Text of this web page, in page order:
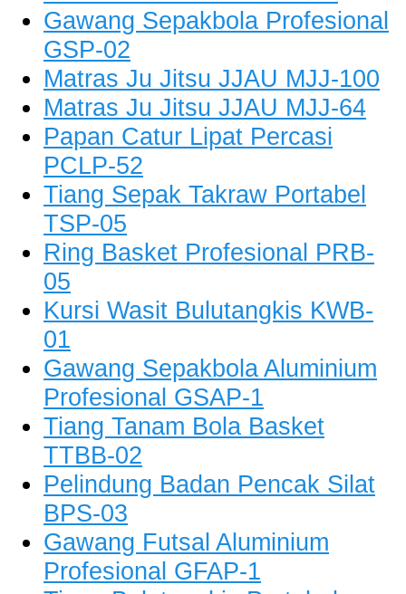
Gawang Sepakbola Profesional
GSP-02
Matras Ju Jitsu JJAU MJJ-100
Matras Ju Jitsu JJAU MJJ-64
Papan Catur Lipat Percasi
PCLP-52
Tiang Sepak Takraw Portabel
TSP-05
Ring Basket Profesional PRB-
05
Kursi Wasit Bulutangkis KWB-
01
Gawang Sepakbola Aluminium
Profesional GSAP-1
Tiang Tanam Bola Basket
TTBB-02
Pelindung Badan Pencak Silat
BPS-03
Gawang Futsal Aluminium
Profesional GFAP-1